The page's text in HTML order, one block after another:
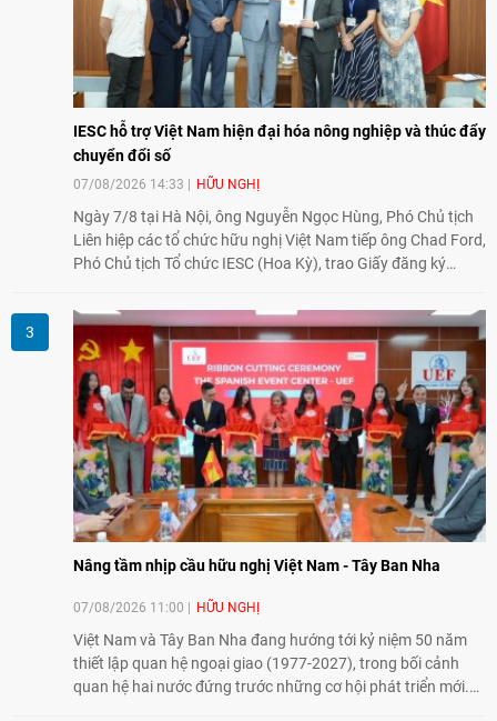
IESC hỗ trợ Việt Nam hiện đại hóa nông nghiệp và thúc đẩy
chuyển đổi số
07/08/2026 14:33 HỮU NGHỊ
Ngày 7/8 tại Hà Nội, ông Nguyễn Ngọc Hùng, Phó Chủ tịch
Liên hiệp các tổ chức hữu nghị Việt Nam tiếp ông Chad Ford,
Phó Chủ tịch Tổ chức IESC (Hoa Kỳ), trao Giấy đăng ký
đổi về định hướng triển khai Dự án "Mở rộng Thương mại
Nông nghiệp và An toàn thực phẩm Hoa Kỳ - Việt Nam",
hướng tới thúc đẩy chuyển đổi số, hiện đại hóa nông nghiệp
và mở rộng hợp tác phát triển giữa hai nước.
Nâng tầm nhịp cầu hữu nghị Việt Nam - Tây Ban Nha
07/08/2026 11:00 HỮU NGHỊ
Việt Nam và Tây Ban Nha đang hướng tới kỷ niệm 50 năm
thiết lập quan hệ ngoại giao (1977-2027), trong bối cảnh
quan hệ hai nước đứng trước những cơ hội phát triển mới.